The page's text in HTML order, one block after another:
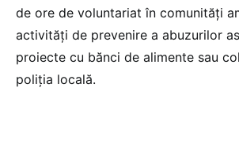
de ore de voluntariat în comunități
activități de prevenire a abuzurilor
proiecte cu bănci de alimente sau
poliția locală.